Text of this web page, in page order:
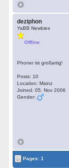
deziphon
YaBB Newbies
Offline
Phoner ist großartig!
Posts: 10
Location: Mainz
Joined: 05. Nov 2006
Gender:
Pages: 1